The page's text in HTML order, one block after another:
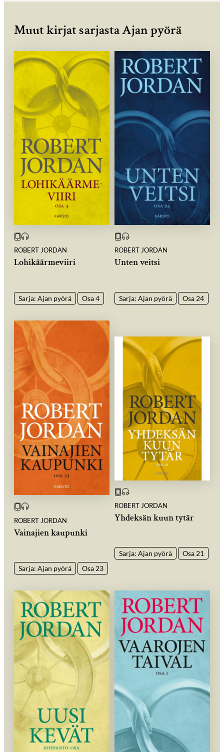
Muut kirjat sarjasta Ajan pyörä
ROBERT JORDAN
Lohikäärmeviiri
Sarja: Ajan pyörä Osa 4
ROBERT JORDAN
Unten veitsi
Sarja: Ajan pyörä Osa 24
ROBERT JORDAN
Vainajien kaupunki
Sarja: Ajan pyörä Osa 23
ROBERT JORDAN
Yhdeksän kuun tytär
Sarja: Ajan pyörä Osa 21